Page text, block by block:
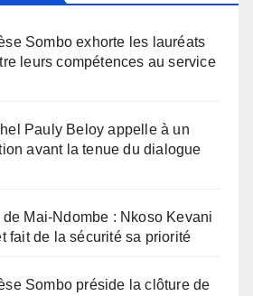
Sombo exhorte les lauréats
leurs compétences au service
Pauly Beloy appelle à un
avant la tenue du dialogue
Mai-Ndombe : Nkoso Kevani
fait de la sécurité sa priorité
Sombo préside la clôture de